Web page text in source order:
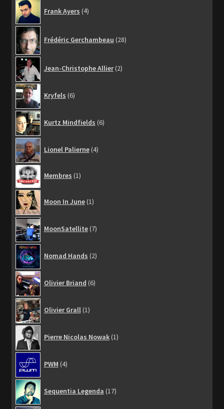
Frank Ayers 4produits
Frédéric Gerchambeau 28produits
Jean-Christophe Allier 2produits
Kryfels 6produits
Kurtz Mindfields 6produits
Lionel Palierne 4produits
Membres 1
produit
Moon In June 1produit
MoonSatellite 7produits
Nomad Hands 2produits
Olivier Briand 6produits
Olivier Grall 1produit
Pierre Nicolas Nowak 1produit
PWM 4produits
Sequentia Legenda 17produits